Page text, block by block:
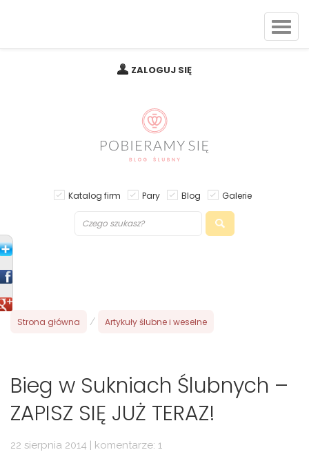
ZALOGUJ SIĘ
Katalog firm Pary Blog Galerie
Strona główna / Artykuły ślubne i weselne
Bieg w Sukniach Ślubnych –
ZAPISZ SIĘ JUŻ TERAZ!
22 sierpnia 2014 | komentarze: 1